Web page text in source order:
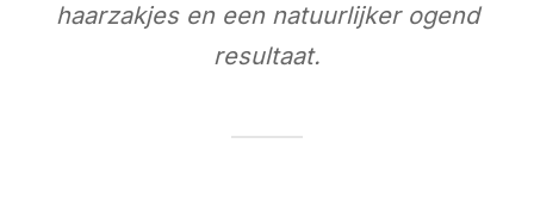
haarzakjes en een natuurlijker ogend
resultaat.